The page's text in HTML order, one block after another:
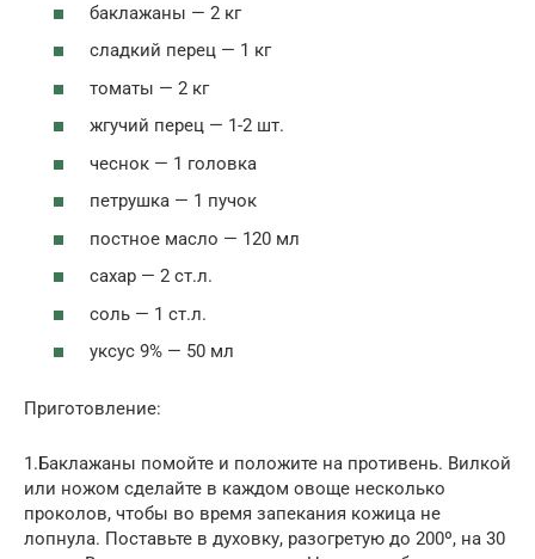
баклажаны — 2 кг
сладкий перец — 1 кг
томаты — 2 кг
жгучий перец — 1-2 шт.
чеснок — 1 головка
петрушка — 1 пучок
постное масло — 120 мл
сахар — 2 ст.л.
соль — 1 ст.л.
уксус 9% — 50 мл
Приготовление:
1.Баклажаны помойте и положите на противень. Вилкой
или ножом сделайте в каждом овоще несколько
проколов, чтобы во время запекания кожица не
лопнула. Поставьте в духовку, разогретую до 200º, на 30